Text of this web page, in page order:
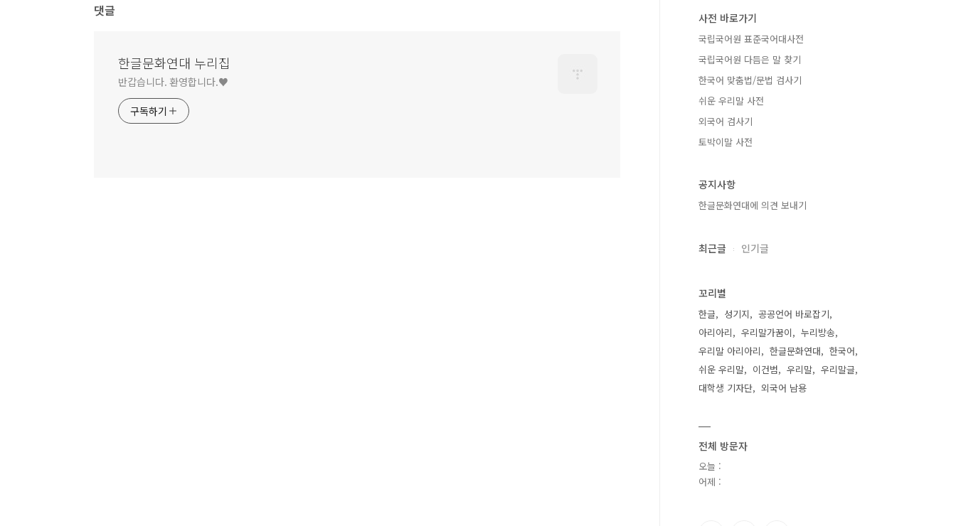
댓글
한글문화연대 누리집
반갑습니다. 환영합니다.♥
구독하기
사전 바로가기
국립국어원 표준국어대사전
국립국어원 다듬은 말 찾기
한국어 맞춤법/문법 검사기
쉬운 우리말 사전
외국어 검사기
토박이말 사전
공지사항
한글문화연대에 의견 보내기
최근글 인기글
꼬리별
한글 성기지
공공언어 바로잡기
아리아리
우리말가꿈이
누리방송
우리말 아리아리
한글문화연대
한국어
쉬운 우리말
이건범 우리말
우리말글
대학생 기자단
외국어 남용
전체 방문자
오늘 :
어제 :